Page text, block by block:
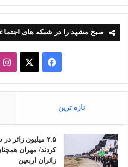
صبح مشهد را در شبکه های
فیسبوک ایکس
تازه ترین
۲.۵ میلیون زائر
کردند/ مهران
زائران اربعین